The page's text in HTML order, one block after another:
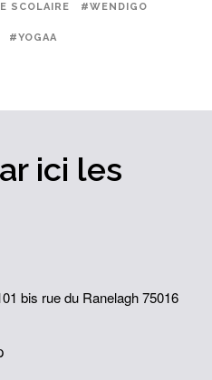
SCOLAIRE #WENDIGO
#YOGAA
ici les
bis rue du Ranelagh75016